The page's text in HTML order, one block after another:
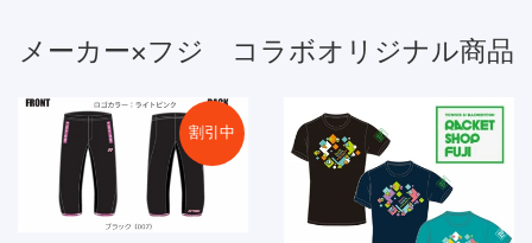
メーカー×フジ コラボオリジナル商品
割引中